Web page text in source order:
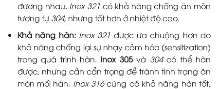
đương nhau. Inox 321 có khả năng chống ăn mòn
tương tự 304, nhưng tốt hơn ở nhiệt độ cao.
Khả năng hàn: Inox 321 được ưa chuộng hơn do
khả năng chống lại sự nhạy cảm hóa (sensitization)
trong quá trình hàn. Inox 305và 304có thể hàn
được, nhưng cần cẩn trọng để tránh tình trạng ăn
mòn mối hàn. Inox 316cũng có khả năng hàn tốt,